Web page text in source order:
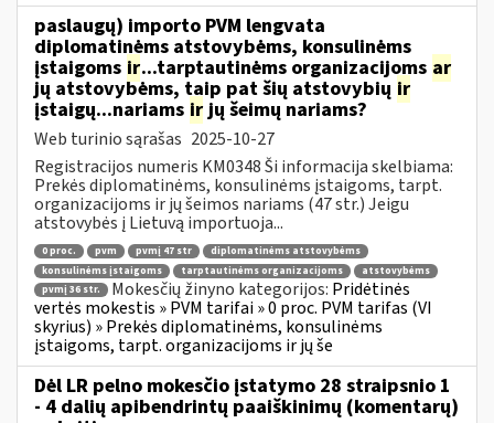
paslaugų) importo PVM lengvata
diplomatinėms atstovybėms, konsulinėms
įstaigoms ir...tarptautinėms organizacijoms ar
jų atstovybėms, taip pat šių atstovybių ir
įstaigų...nariams irjų šeimų nariams?
Web turinio sąrašas 2025-10-27
Registracijos numeris KM0348 Ši informacija skelbiama:
Prekės diplomatinėms, konsulinėms įstaigoms, tarpt.
organizacijoms ir jų šeimos nariams (47 str.) Jeigu
atstovybės į Lietuvą importuoja...
0 proc. pvm pvmį 47 str
diplomatinėms atstovybėms
konsulinėms įstaigoms
tarptautinėms organizacijoms
atstovybėms
pvmį 36 str.
Mokesčių žinyno kategorijos: Pridėtinės
vertės mokestis » PVM tarifai » 0 proc. PVM tarifas (VI
skyrius) » Prekės diplomatinėms, konsulinėms
įstaigoms, tarpt. organizacijoms ir jų še
Dėl LR pelno mokesčio įstatymo 28 straipsnio 1
- 4 dalių apibendrintų paaiškinimų (komentarų)